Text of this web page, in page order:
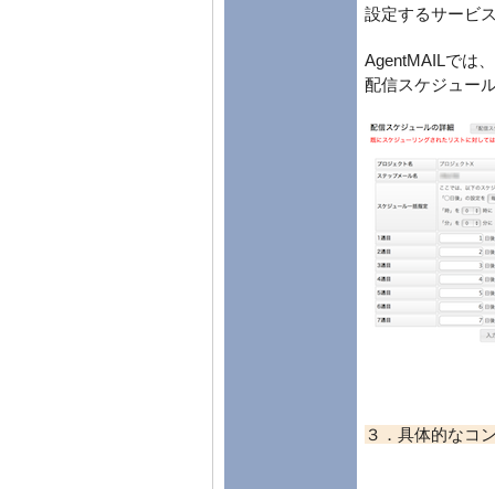
設定するサービ
AgentMAILでは
配信スケジュー
３．具体的なコ